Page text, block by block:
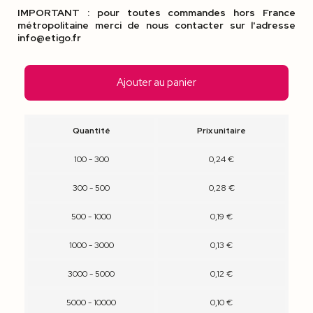
IMPORTANT : pour toutes commandes hors France
métropolitaine merci de nous contacter sur l'adresse
info@etigo.fr
Ajouter au panier
Quantité Prix unitaire
100 - 300 0,24 €
300 - 500 0,28 €
500 - 1000 0,19 €
1000 - 3000 0,13 €
3000 - 5000 0,12 €
5000 - 10000 0,10 €